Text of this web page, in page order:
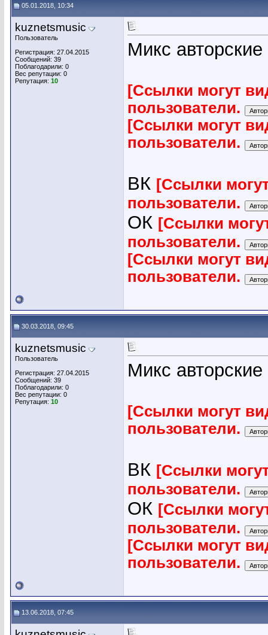
05.01.2018, 10:34
kuznetsmusic
Пользователь
Регистрация: 27.04.2015
Сообщений: 39
Поблагодарили: 0
Вес репутации: 0
Репутация: 10
Микс
[Ссылки могут
пользователи.
[Ссылки могут
пользователи.
ВК [Ссылки
пользователи.
ОК [Ссылки
пользователи.
[Ссылки могут
пользователи.
30.03.2018, 09:45
kuznetsmusic
Пользователь
Регистрация: 27.04.2015
Сообщений: 39
Поблагодарили: 0
Вес репутации: 0
Репутация: 10
Микс
[Ссылки могут
пользователи.
ВК [Ссылки
пользователи.
ОК [Ссылки
пользователи.
[Ссылки могут
пользователи.
13.06.2018, 07:45